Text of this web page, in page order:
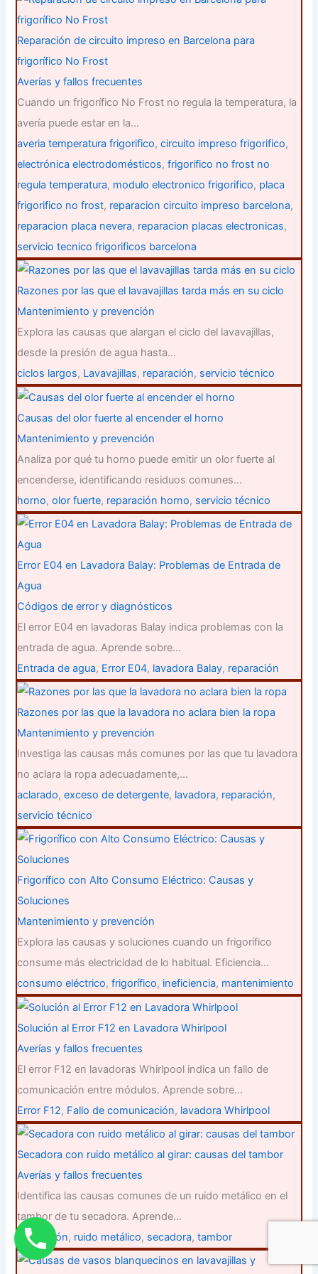
Reparación de circuito impreso en Barcelona para
frigorífico No Frost
Averías y fallos frecuentes
Cuando un frigorífico No Frost no regula la temperatura, la
avería puede estar en la…
averia temperatura frigorifico,circuito impreso frigorifico,
electrónica electrodomésticos,frigorifico no frost no
regula temperatura, modulo electronico frigorifico, placa
frigorifico no frost, reparacion circuito impreso barcelona,
reparacion placa nevera, reparacion placas electronicas,
servicio tecnico frigorificos barcelona
Razones por las que el lavavajillas tarda más en su ciclo
Mantenimiento y prevención
Explora las causas que alargan el ciclo del lavavajillas,
desde la presión de agua hasta…
ciclos largos, Lavavajillas, reparación, servicio técnico
Causas del olor fuerte al encender el horno
Mantenimiento y prevención
Analiza por qué tu horno puede emitir un olor fuerte al
encenderse, identificando residuos comunes…
horno,olor fuerte, reparación horno, servicio técnico
Error E04 en Lavadora Balay: Problemas de Entrada de
Agua
Códigos de error y diagnósticos
El error E04 en lavadoras Balay indica problemas con la
entrada de agua. Aprende sobre…
Entrada de agua, Error E04, lavadora Balay, reparación
Razones por las que la lavadora no aclara bien la ropa
Mantenimiento y prevención
Investiga las causas más comunes por las que tu lavadora
no aclara la ropa adecuadamente,…
aclarado,exceso de detergente, lavadora, reparación,
servicio técnico
Frigorífico con Alto Consumo Eléctrico: Causas y
Soluciones
Mantenimiento y prevención
Explora las causas y soluciones cuando un frigorífico
consume más electricidad de lo habitual. Eficiencia…
consumo eléctrico,frigorífico, ineficiencia, mantenimiento
Solución al Error F12 en Lavadora Whirlpool
Averías y fallos frecuentes
El error F12 en lavadoras Whirlpool indica un fallo de
comunicación entre módulos. Aprende sobre…
Error F12, Fallo de comunicación, lavadora Whirlpool
Secadora con ruido metálico al girar: causas del tambor
Averías y fallos frecuentes
Identifica las causas comunes de un ruido metálico en el
tambor de tu secadora. Aprende…
reparación, ruido metálico, secadora,tambor